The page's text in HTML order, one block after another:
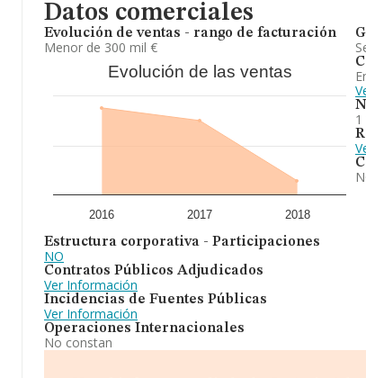
Datos comerciales
Evolución de ventas - rango de facturación
Menor de 300 mil €
Evolución de las ventas
2016 2017 2018
Estructura corporativa - Participaciones
NO
Contratos Públicos Adjudicados
Ver Información
Incidencias de Fuentes Públicas
Ver Información
Operaciones Internacionales
No constan
1